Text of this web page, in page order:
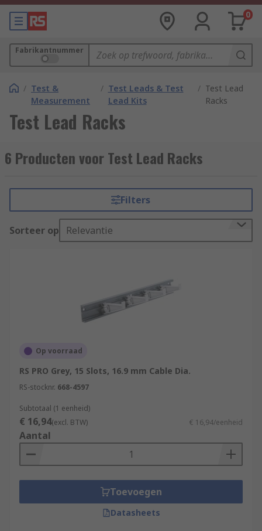
0
Fabrikantnummer
/ Test &
Measurement
/ Test Leads & Test
Lead Kits
/ Test Lead
Racks
Test Lead Racks
6 Producten voor Test Lead Racks
Filters
Sorteer op Relevantie
Op voorraad
RS PRO Grey, 15 Slots, 16.9 mm Cable Dia.
RS-stocknr. 668-4597
Subtotaal (1 eenheid)
€ 16,94(excl. BTW) € 16,94/eenheid
Aantal
Toevoegen
Datasheets